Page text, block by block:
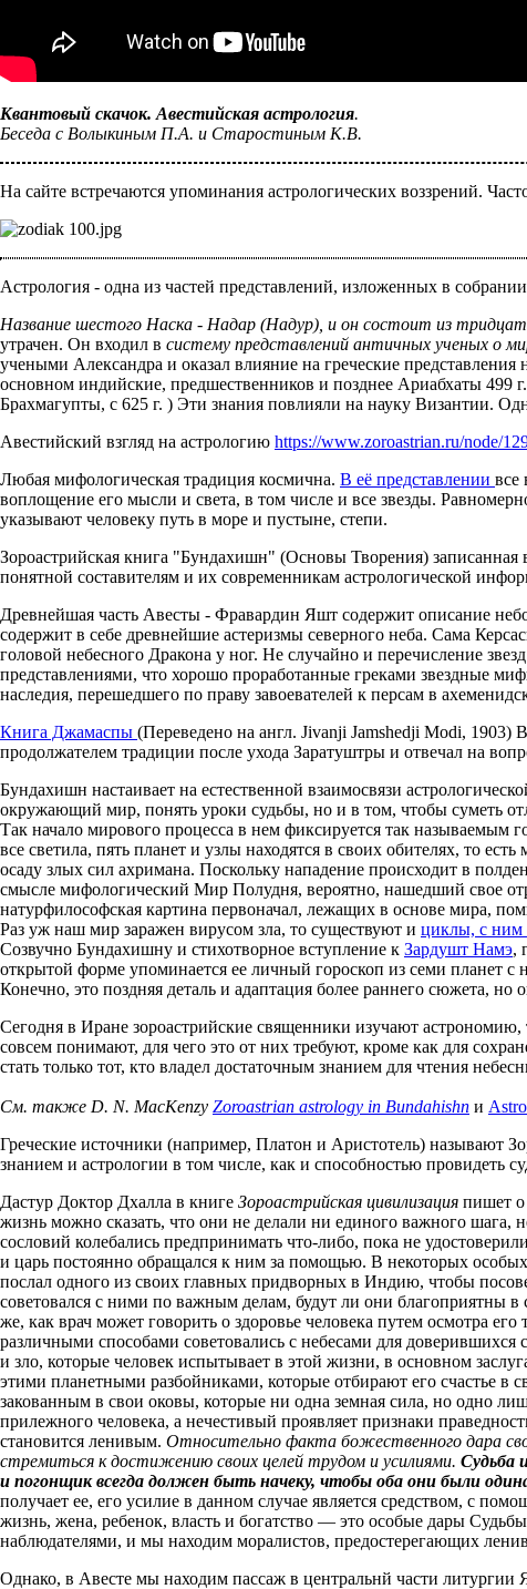
Квантовый скачок. Авестийская астрология.
Беседа с Волыкиным П.А. и Старостиным К.В.
На сайте встречаются упоминания астрологических воззрений.
Астрология - одна из частей представлений, изложенных в
Название шестого Наска - Надар (Надур), и он состоит из
утрачен. Он входил в систему представлений античных ученых о
учеными Александра и оказал влияние на греческие
основном индийские, предшественников и позднее Ариабхаты 499
Брахмагупты, с 625 г. ) Эти знания повлияли на науку Византии.
Авестийский взгляд на астрологию https://www.zoroastrian.ru/node/
Любая мифологическая традиция космична. В её представлении все
воплощение его мысли и света, в том числе и все звезды.
указывают человеку путь в море и пустыне, степи.
Зороастрийская книга "Бундахишн" (Основы Творения) записанная
понятной составителям и их современникам астрологической
Древнейшая часть Авесты - Фравардин Яшт содержит описание
содержит в себе древнейшие астеризмы северного неба. Сама
головой небесного Дракона у ног. Не случайно и перечисление
представлениями, что хорошо проработанные греками звездные
наследия, перешедшего по праву завоевателей к персам в
Книга Джамаспы (Переведено на англ. Jivanji Jamshedji Modi,
продолжателем традиции после ухода Заратуштры и отвечал на
Бундахишн настаивает на естественной взаимосвязи
окружающий мир, понять уроки судьбы, но и в том, чтобы суметь
Так начало мирового процесса в нем фиксируется так
все светила, пять планет и узлы находятся в своих обителях, то
осаду злых сил ахримана. Поскольку нападение происходит в
смысле мифологический Мир Полудня, вероятно, нашедший свое
натурфилософская картина первоначал, лежащих в основе мира,
Раз уж наш мир заражен вирусом зла, то существуют и циклы, с ним
Созвучно Бундахишну и стихотворное вступление к Зардушт Намэ,
открытой форме упоминается ее личный гороскоп из семи планет с
Конечно, это поздняя деталь и адаптация более раннего сюжета, но
Сегодня в Иране зороастрийские священники изучают астрономию,
совсем понимают, для чего это от них требуют, кроме как для
стать только тот, кто владел достаточным знанием для чтения
См. также D. N. MacKenzy Zoroastrian astrology in Bundahishn и
Греческие источники (например, Платон и Аристотель) называют
знанием и астрологии в том числе, как и способностью провидеть
Дастур Доктор Дхалла в книге Зороастрийская цивилизация пишет о
жизнь можно сказать, что они не делали ни единого важного шага,
сословий колебались предпринимать что-либо, пока не
и царь постоянно обращался к ним за помощью. В некоторых
послал одного из своих главных придворных в Индию, чтобы
советовался с ними по важным делам, будут ли они благоприятны в
же, как врач может говорить о здоровье человека путем осмотра
различными способами советовались с небесами для
и зло, которые человек испытывает в этой жизни, в основном
этими планетными разбойниками, которые отбирают его счастье
закованным в свои оковы, которые ни одна земная сила, но одно
прилежного человека, а нечестивый проявляет признаки
становится ленивым. Относительно факта божественного дара
стремиться к достижению своих целей трудом и усилиями. Судьба
и погонщик всегда должен быть начеку, чтобы оба они были
получает ее, его усилие в данном случае является средством, с
жизнь, жена, ребенок, власть и богатство — это особые дары
наблюдателями, и мы находим моралистов, предостерегающих
Однако, в Авесте мы находим пассаж в центральнй части